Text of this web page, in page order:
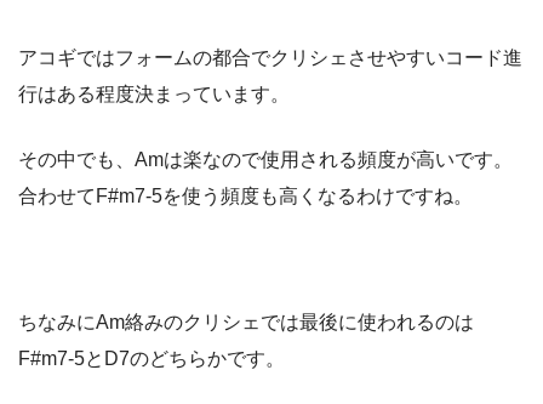
アコギではフォームの都合でクリシェさせやすいコード進
行はある程度決まっています。
その中でも、Amは楽なので使用される頻度が高いです。
合わせてF#m7-5を使う頻度も高くなるわけですね。
ちなみにAm絡みのクリシェでは最後に使われるのは
F#m7-5とD7のどちらかです。